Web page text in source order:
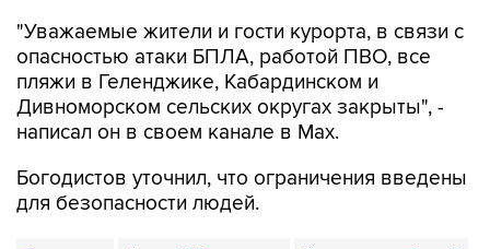
"Уважаемые жители и гости курорта, в связи с
опасностью атаки БПЛА, работой ПВО, все
пляжи в Геленджике, Кабардинском и
Дивноморском сельских округах закрыты", -
написал он в своем канале в Max.
Богодистов уточнил, что ограничения введены
для безопасности людей.